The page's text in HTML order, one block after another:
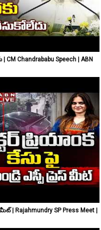
Chandrababu Speech | ABN
| Rajahmundry SP Press Meet |